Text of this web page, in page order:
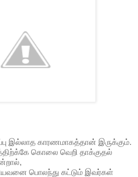
இல்லாத காரணமாகத்தான் இருக்கும்.
கொலை வெறி தாக்குதல்
பொலந்து கட்டும் இவர்கள்